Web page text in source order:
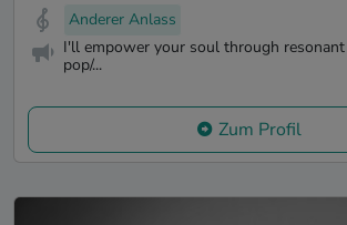
Anderer Anlass
I'll empower your soul through
pop/...
Zum Profil